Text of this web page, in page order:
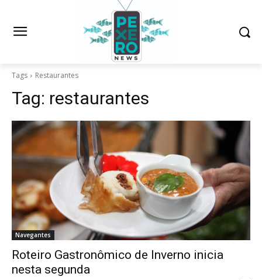
Tags Restaurantes
Tag: restaurantes
Navegantes
Roteiro Gastronômico de Inverno inicia
nesta segunda